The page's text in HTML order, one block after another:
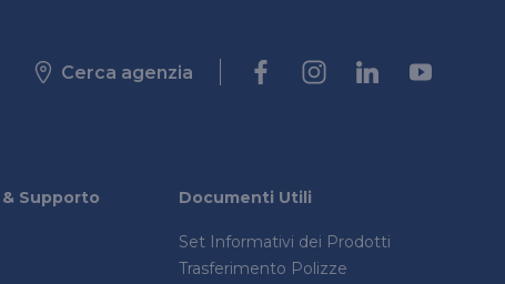
Cerca agenzia
Supporto Documenti Utili
Set Informativi dei Prodotti
Trasferimento Polizze